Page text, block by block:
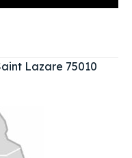
Lazare 75010